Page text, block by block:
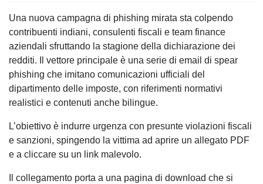
Una nuova campagna di phishing mirata sta colpendo
contribuenti indiani, consulenti fiscali e team finance
aziendali sfruttando la stagione della dichiarazione dei
redditi. Il vettore principale è una serie di email di spear
phishing che imitano comunicazioni ufficiali del
dipartimento delle imposte, con riferimenti normativi
realistici e contenuti anche bilingue.
L’obiettivo è indurre urgenza con presunte violazioni fiscali
e sanzioni, spingendo la vittima ad aprire un allegato PDF
e a cliccare su un link malevolo.
Il collegamento porta a una pagina di download che si